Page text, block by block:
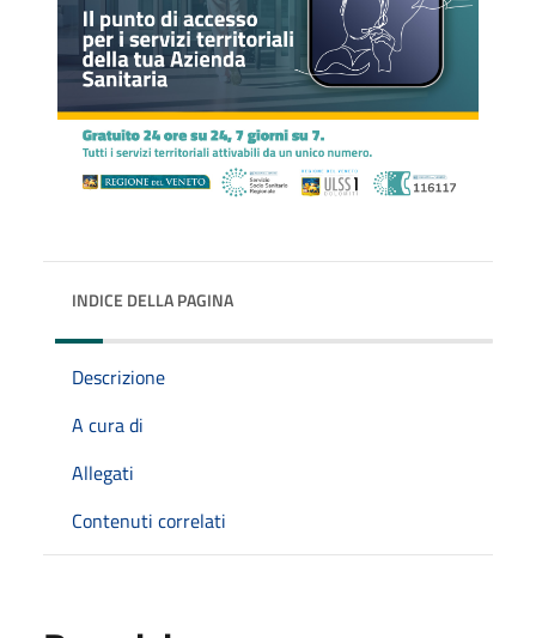
INDICE DELLA PAGINA
Descrizione
A cura di
Allegati
Contenuti correlati